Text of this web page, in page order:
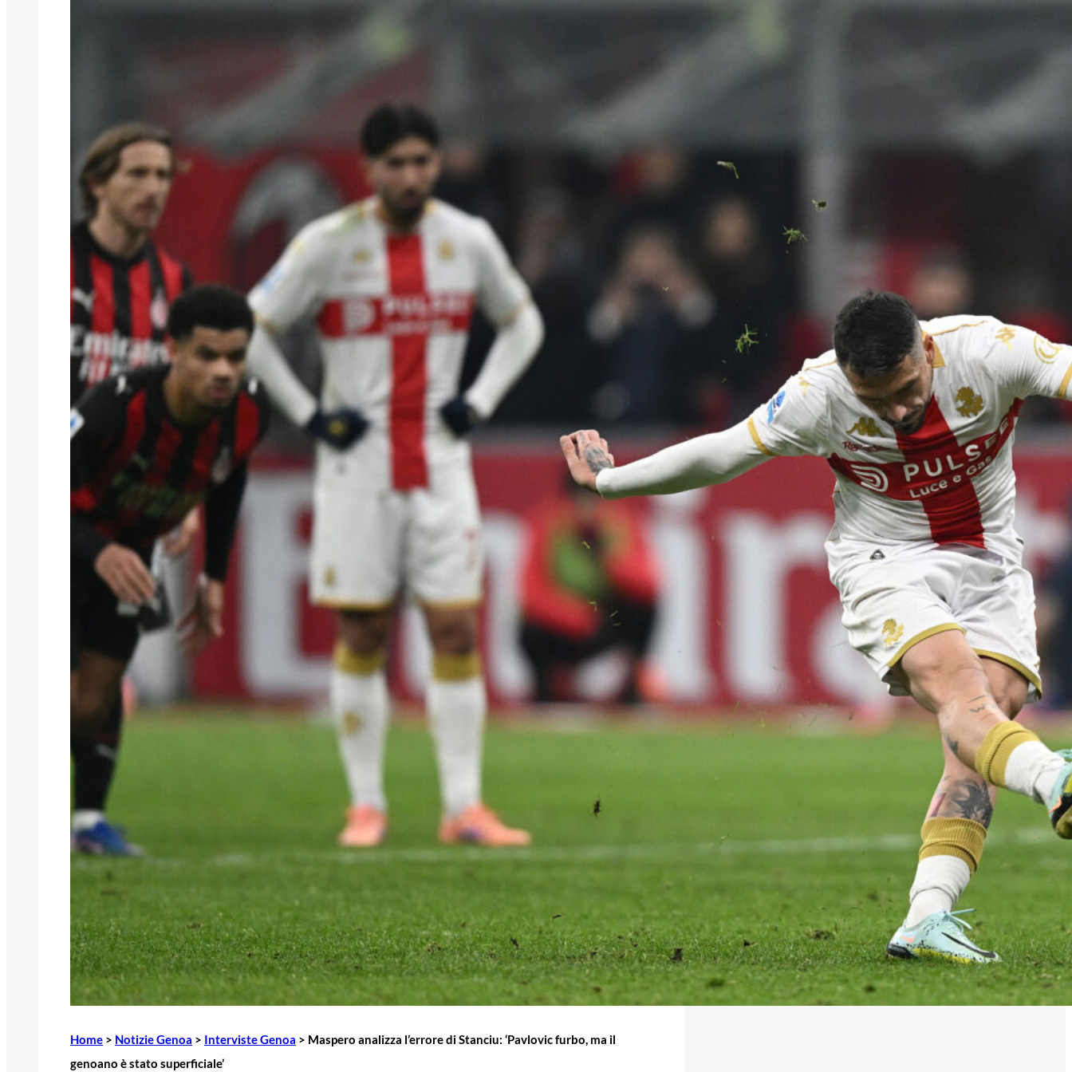
Home > Notizie Genoa > Interviste Genoa > Maspero analizza l’errore di Stanciu: ‘Pavlovic furbo, ma il
genoano è stato superficiale’
Contenzioso Genoa-Preziosi, il
6 Agosto 2026